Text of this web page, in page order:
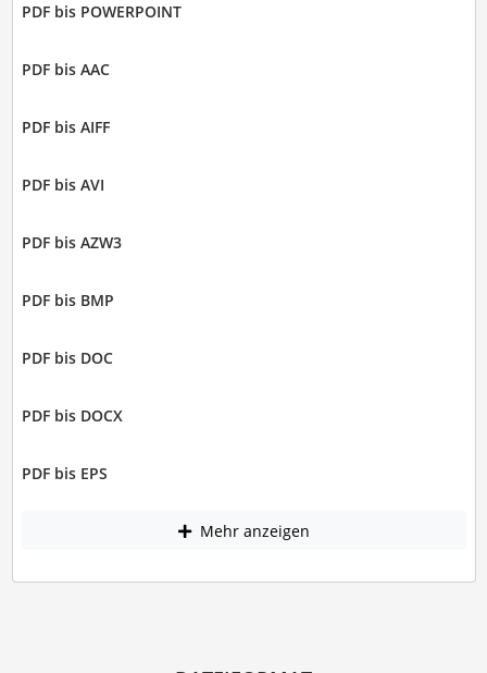
PDF bis POWERPOINT
PDF bis AAC
PDF bis AIFF
PDF bis AVI
PDF bis AZW3
PDF bis BMP
PDF bis DOC
PDF bis DOCX
PDF bis EPS
Mehr anzeigen